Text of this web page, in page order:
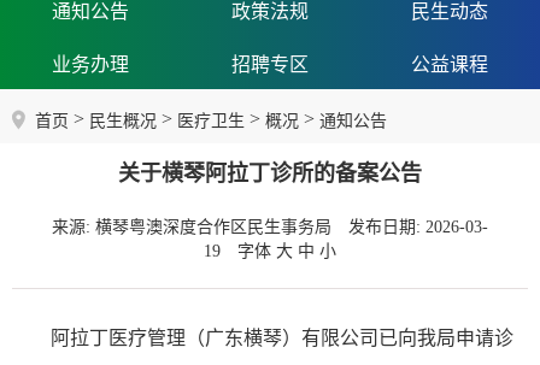
通知公告 政策法规 民生动态
业务办理 招聘专区 公益课程
首页 > 民生概况 > 医疗卫生 > 概况 > 通知公告
关于横琴阿拉丁诊所的备案公告
来源: 横琴粤澳深度合作区民生事务局
发布日期: 2026-03-
19
字体 大 中 小
阿拉丁医疗管理（广东横琴）有限公司已向我局申请诊